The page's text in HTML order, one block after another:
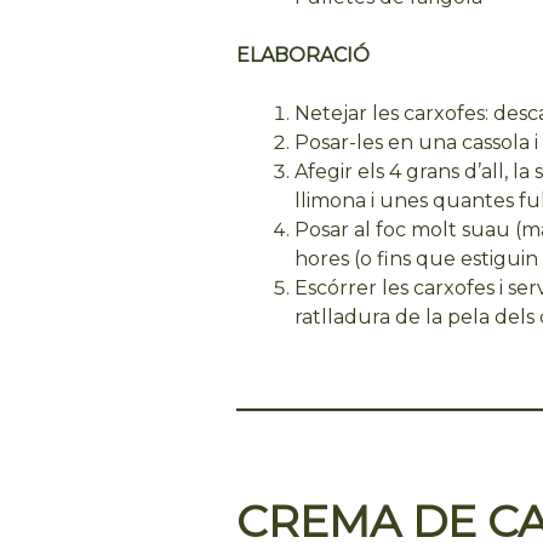
ELABORACIÓ
Netejar les carxofes:
Posar-les en una cassola
Afegir els 4 grans d’all,
llimona i unes quantes
Posar al foc molt suau
hores (o fins que
Escórrer les carxofes i
ratlladura de la pela dels
CREMA DE